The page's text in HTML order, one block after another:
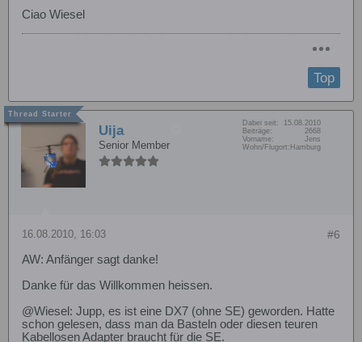
Ciao Wiesel
Top
Uija
Senior Member
Dabei seit:
15.08.2010
Beiträge:
2668
Vorname:
Jens
Wohn/Flugort: Hamburg
#6
16.08.2010, 16:03
AW: Anfänger sagt danke!
Danke für das Willkommen heissen.
@Wiesel: Jupp, es ist eine DX7 (ohne SE) geworden. Hatte
schon gelesen, dass man da Basteln oder diesen teuren
Kabellosen Adapter braucht für die SE.